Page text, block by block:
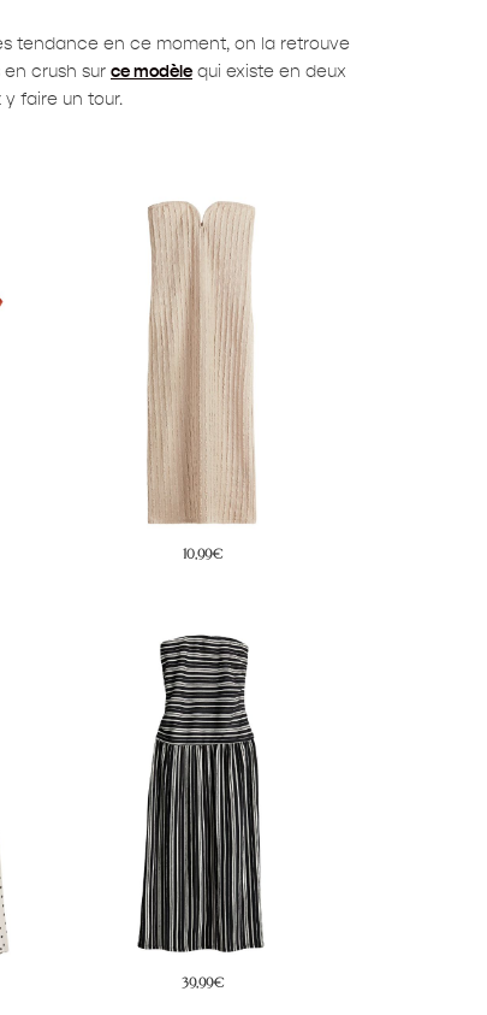
tendance en ce moment, on la retrouve
crush sur ce modèlequi existe en deux
faire un tour.
69,99€
34,99€